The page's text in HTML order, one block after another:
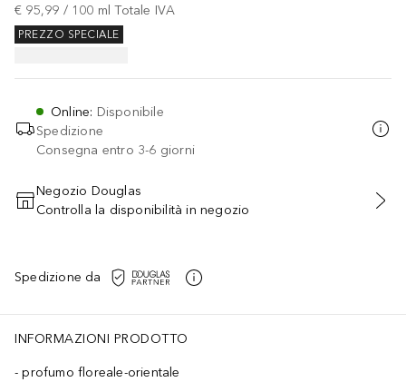
€ 95,99 / 100 ml Totale IVA
PREZZO SPECIALE
Online: Disponibile
Spedizione
Consegna entro 3-6 giorni
AGGIUNGI AL CARRELLO
Negozio Douglas
Controlla la disponibilità in negozio
Spedizione da
INFORMAZIONI PRODOTTO
profumo floreale-orientale